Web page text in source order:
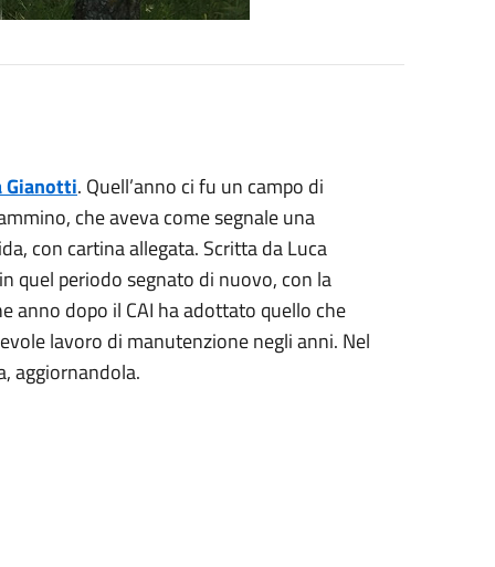
Gianotti. Quell’anno ci fu un campo di
che aveva come segnale una
con cartina allegata. Scritta da Luca
quel periodo segnato di nuovo, con la
anno dopo il CAI ha adottato quello che
lavoro di manutenzione negli anni. Nel
aggiornandola.